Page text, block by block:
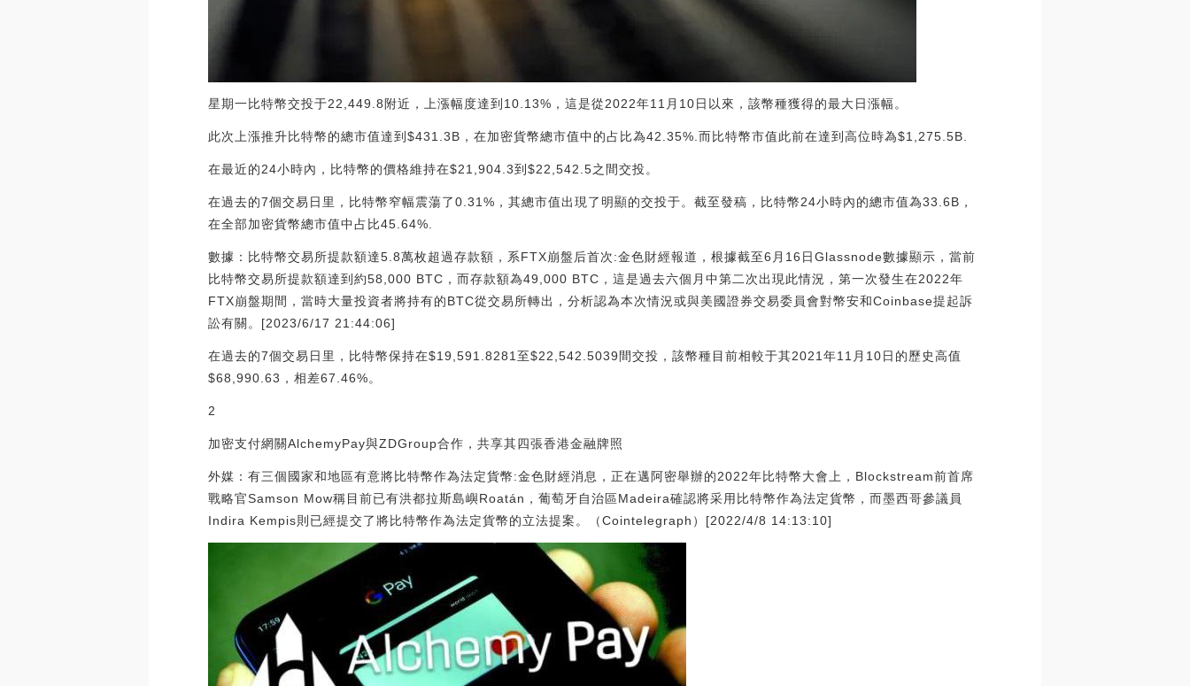
星期一比特幣交投于22,449.8附近，上漲幅度達到10.13%，這是從2022年11月10日以來，該幣種獲得的最大日漲幅。
此次上漲推升比特幣的總市值達到$431.3B，在加密貨幣總市值中的占比為42.35%.而比特幣市值此前在達到高位時為$1,275.5B.
在最近的24小時內，比特幣的價格維持在$21,904.3到$22,542.5之間交投。
在過去的7個交易日里，比特幣窄幅震蕩了0.31%，其總市值出現了明顯的交投于。截至發稿，比特幣24小時內的總市值為33.6B，
在全部加密貨幣總市值中占比45.64%.
數據：比特幣交易所提款額達5.8萬枚超過存款額，系FTX崩盤后首次:金色財經報道，根據截至6月16日Glassnode數據顯示，當前
比特幣交易所提款額達到約58,000 BTC，而存款額為49,000 BTC，這是過去六個月中第二次出現此情況，第一次發生在2022年
FTX崩盤期間，當時大量投資者將持有的BTC從交易所轉出，分析認為本次情況或與美國證券交易委員會對幣安和Coinbase提起訴
訟有關。[2023/6/17 21:44:06]
在過去的7個交易日里，比特幣保持在$19,591.8281至$22,542.5039間交投，該幣種目前相較于其2021年11月10日的歷史高值
$68,990.63，相差67.46%。
2
加密支付網關AlchemyPay與ZDGroup合作，共享其四張香港金融牌照
外媒：有三個國家和地區有意將比特幣作為法定貨幣:金色財經消息，正在邁阿密舉辦的2022年比特幣大會上，Blockstream前首席
戰略官Samson Mow稱目前已有洪都拉斯島嶼Roatán，葡萄牙自治區Madeira確認將采用比特幣作為法定貨幣，而墨西哥參議員
Indira Kempis則已經提交了將比特幣作為法定貨幣的立法提案。（Cointelegraph）[2022/4/8 14:13:10]